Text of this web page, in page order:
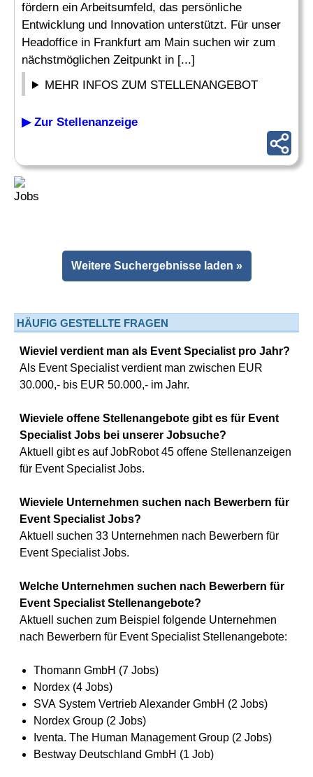
fördern ein Arbeitsumfeld, das persönliche
Entwicklung und Innovation unterstützt. Für unser
Headoffice in Frankfurt am Main suchen wir zum
nächstmöglichen Zeitpunkt in [...]
MEHR INFOS ZUM STELLENANGEBOT
▶ Zur Stellenanzeige
Weitere Suchergebnisse laden »
HÄUFIG GESTELLTE FRAGEN
Wieviel verdient man als Event Specialist pro Jahr?
Als Event Specialist verdient man zwischen EUR
30.000,- bis EUR 50.000,- im Jahr.
Wieviele offene Stellenangebote gibt es für Event
Specialist Jobs bei unserer Jobsuche?
Aktuell gibt es auf JobRobot 45 offene Stellenanzeigen
für Event Specialist Jobs.
Wieviele Unternehmen suchen nach Bewerbern für
Event Specialist Jobs?
Aktuell suchen 33 Unternehmen nach Bewerbern für
Event Specialist Jobs.
Welche Unternehmen suchen nach Bewerbern für
Event Specialist Stellenangebote?
Aktuell suchen zum Beispiel folgende Unternehmen
nach Bewerbern für Event Specialist Stellenangebote:
Thomann GmbH (7 Jobs)
Nordex (4 Jobs)
SVA System Vertrieb Alexander GmbH (2 Jobs)
Nordex Group (2 Jobs)
Iventa. The Human Management Group (2 Jobs)
Bestway Deutschland GmbH (1 Job)